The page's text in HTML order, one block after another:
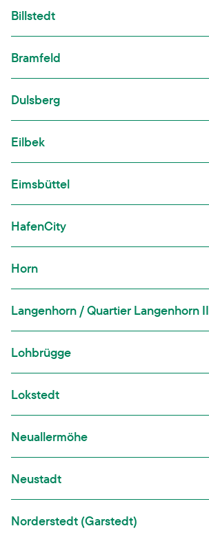
Billstedt
Bramfeld
Dulsberg
Eilbek
Eimsbüttel
HafenCity
Horn
Langenhorn / Quartier Langenhorn II
Lohbrügge
Lokstedt
Neuallermöhe
Neustadt
Norderstedt (Garstedt)